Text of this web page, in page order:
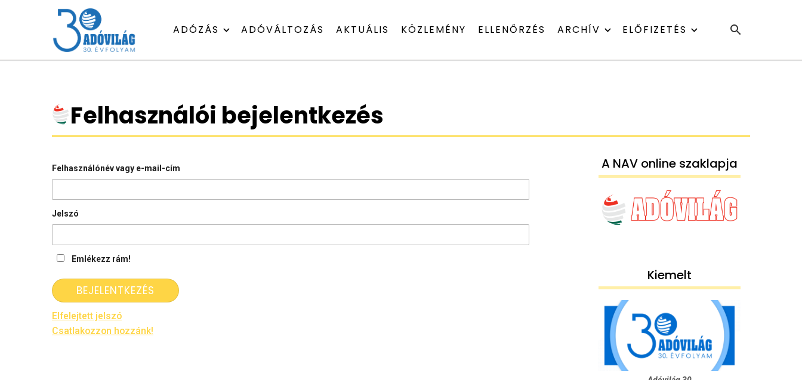
ADÓZÁS ADÓVÁLTOZÁS AKTUÁLIS KÖZLEMÉNY ELLENŐRZÉS ARCHÍV ELŐFIZETÉS
Felhasználói bejelentkezés
Felhasználónév vagy e-mail-cím
Jelszó
Emlékezz rám!
Elfelejtett jelszó
Csatlakozzon hozzánk!
A NAV online szaklapja
Kiemelt